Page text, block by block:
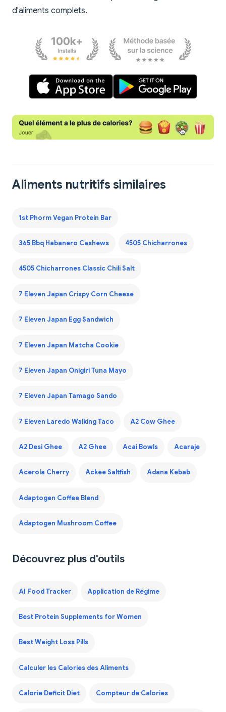
d'aliments complets.
Aliments nutritifs similaires
1st Phorm Vegan Protein Bar
365 Bbq Habanero Cashews 4505 Chicharrones
4505 Chicharrones Classic Chili Salt
7 Eleven Japan Crispy Corn Cheese
7 Eleven Japan Egg Sandwich
7 Eleven Japan Matcha Cookie
7 Eleven Japan Onigiri Tuna Mayo
7 Eleven Japan Tamago Sando
7 Eleven Laredo Walking Taco A2 Cow Ghee
A2 Desi Ghee A2 Ghee Acai Bowls Acaraje
Acerola Cherry Ackee Saltfish Adana Kebab
Adaptogen Coffee Blend
Adaptogen Mushroom Coffee
Découvrez plus d'outils
AI Food Tracker Application de Régime
Best Protein Supplements for Women
Best Weight Loss Pills
Calculer les Calories des Aliments
Calorie Deficit Diet Compteur de Calories